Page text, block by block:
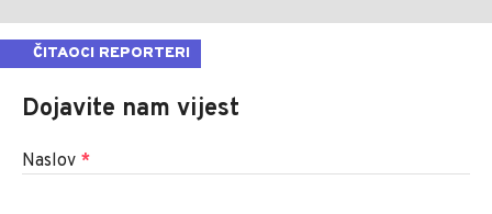
ČITAOCI REPORTERI
Dojavite nam vijest
Naslov *